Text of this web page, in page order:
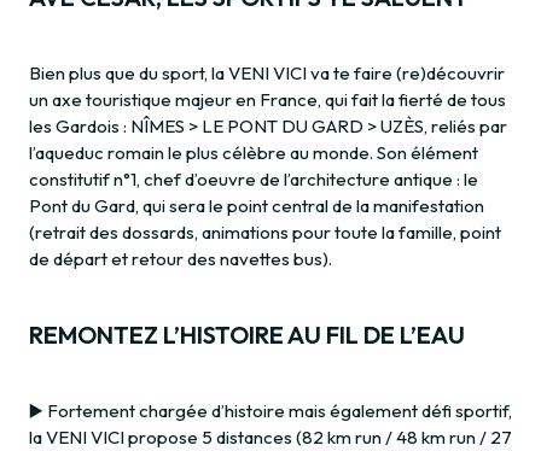
Bien plus que du sport, la VENI VICI va te faire (re)découvrir
un axe touristique majeur en France, qui fait la fierté de tous
les Gardois : NÎMES > LE PONT DU GARD > UZÈS, reliés par
l’aqueduc romain le plus célèbre au monde. Son élément
constitutif n°1, chef d’oeuvre de l’architecture antique : le
Pont du Gard, qui sera le point central de la manifestation
(retrait des dossards, animations pour toute la famille, point
de départ et retour des navettes bus).
REMONTEZ L’HISTOIRE AU FIL DE L’EAU
▶️ Fortement chargée d’histoire mais également défi sportif,
la VENI VICI propose 5 distances (82 km run / 48 km run / 27